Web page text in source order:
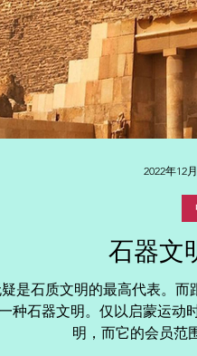
石器文
是石质文明的最高代表。
种石器文明。仅以启蒙运动
明，而它的会员范
2022年12